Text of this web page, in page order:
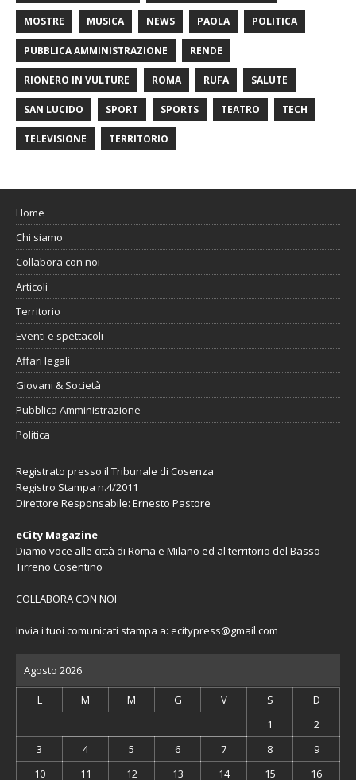
MOSTRE MUSICA NEWS PAOLA POLITICA
PUBBLICA AMMINISTRAZIONE RENDE
RIONERO IN VULTURE ROMA RUFA SALUTE
SAN LUCIDO SPORT SPORTS TEATRO TECH
TELEVISIONE TERRITORIO
Home
Chi siamo
Collabora con noi
Articoli
Territorio
Eventi e spettacoli
Affari legali
Giovani & Società
Pubblica Amministrazione
Politica
Registrato presso il Tribunale di Cosenza
Registro Stampa n.4/2011
Direttore Responsabile: Ernesto Pastore
eCity Magazine
Diamo voce alle città di Roma e Milano ed al territorio del Basso
Tirreno Cosentino
COLLABORA CON NOI
Invia i tuoi comunicati stampa a: ecitypress@gmail.com
Agosto 2026
L M M G V S
D
1
2
3
4 5 6 7 8
9
10
11 12 13 14 15 16